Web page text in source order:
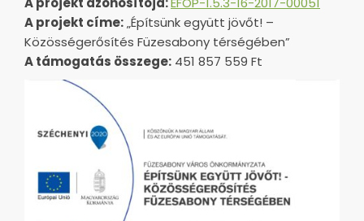
A projekt címe:„Építsünk együtt jövőt! –
Közösségerősítés Füzesabony térségében”
A támogatás összege: 451 857 559 Ft